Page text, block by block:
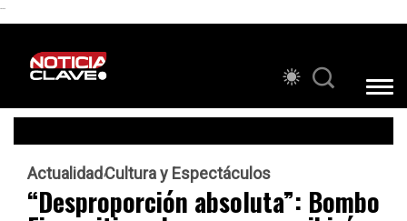
```
ActualidadCultura y Espectáculos
“Desproporción absoluta”: Bombo